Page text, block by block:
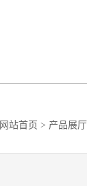
网站首页 > 产品展厅